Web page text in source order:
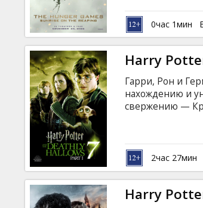
Клуб
0час 1мин
Harry
Гарри, Рон и
нахождению и
свержению —
одного из них
предстают в
2час 27мин
Harry